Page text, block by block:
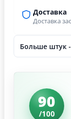
Доставка
Доставка
Больше штук
90
/100